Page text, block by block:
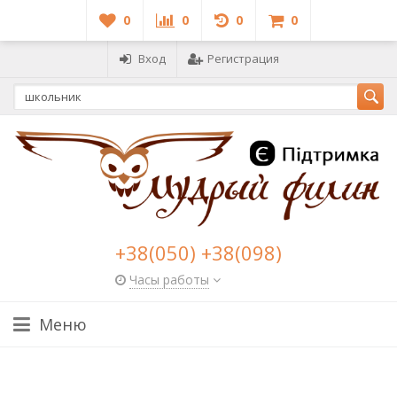
0 0 0 0
Вход Регистрация
+38(050) +38(098)
Часы работы
Меню